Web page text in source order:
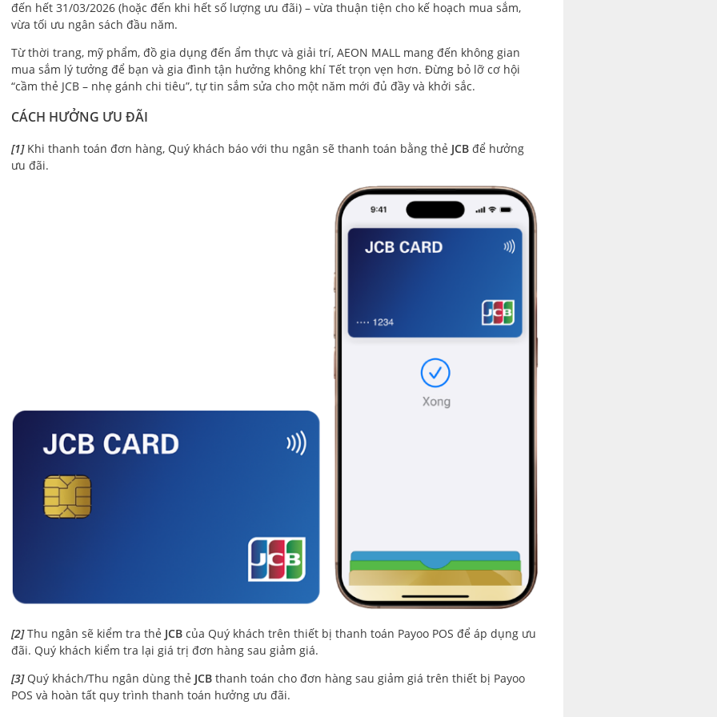
đến hết 31/03/2026 (hoặc đến khi hết số lượng ưu đãi) – vừa thuận tiện cho kế hoạch mua sắm,
vừa tối ưu ngân sách đầu năm.
Từ thời trang, mỹ phẩm, đồ gia dụng đến ẩm thực và giải trí, AEON MALL mang đến không gian
mua sắm lý tưởng để bạn và gia đình tận hưởng không khí Tết trọn vẹn hơn. Đừng bỏ lỡ cơ hội
“cầm thẻ JCB – nhẹ gánh chi tiêu”, tự tin sắm sửa cho một năm mới đủ đầy và khởi sắc.
CÁCH HƯỞNG ƯU ĐÃI
[1]Khi thanh toán đơn hàng, Quý khách báo với thu ngân sẽ thanh toán bằng thẻ JCB để hưởng
ưu đãi.
[2]Thu ngân sẽ kiểm tra thẻ JCB của Quý khách trên thiết bị thanh toán Payoo POS để áp dụng ưu
đãi. Quý khách kiểm tra lại giá trị đơn hàng sau giảm giá.
[3] Quý khách/Thu ngân dùng thẻ JCB thanh toán cho đơn hàng sau giảm giá trên thiết bị Payoo
POS và hoàn tất quy trình thanh toán hưởng ưu đãi.